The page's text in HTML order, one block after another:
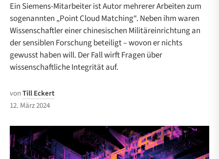
Ein Siemens-Mitarbeiter ist Autor mehrerer Arbeiten zum
sogenannten „Point Cloud Matching“. Neben ihm waren
Wissenschaftler einer chinesischen Militäreinrichtung an
der sensiblen Forschung beteiligt – wovon er nichts
gewusst haben will. Der Fall wirft Fragen über
wissenschaftliche Integrität auf.
vonTill Eckert
12. März 2024